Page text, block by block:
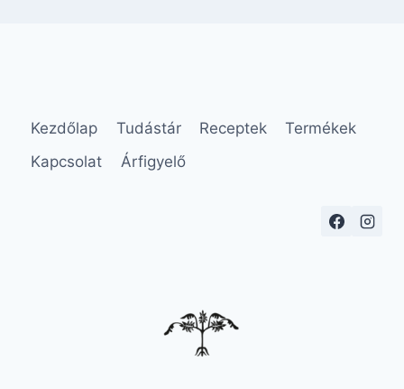
Kezdőlap Tudástár Receptek
Termékek
Kapcsolat
Árfigyelő